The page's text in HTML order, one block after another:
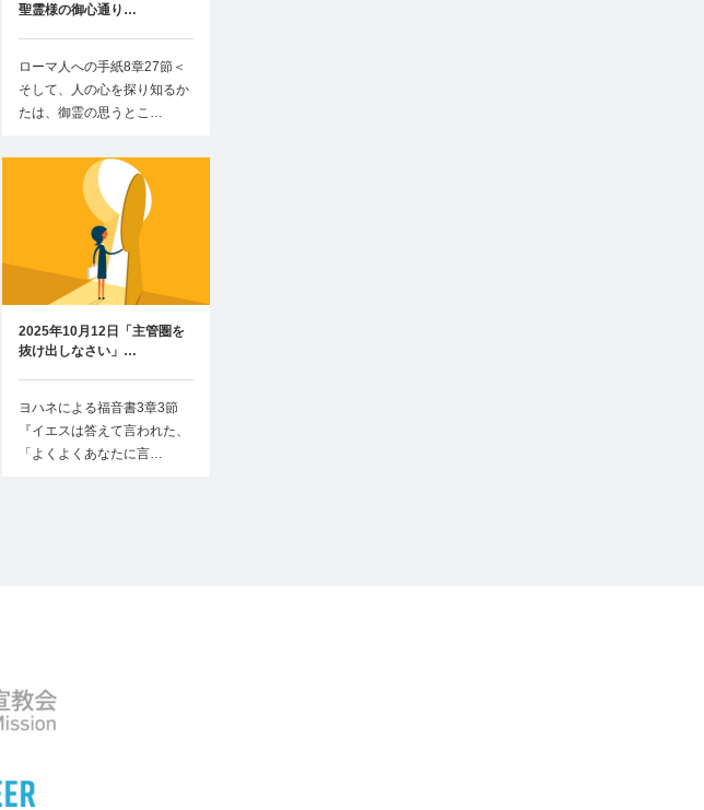
聖霊様の御心通り…
ローマ人への手紙8章27節＜
そして、人の心を探り知るか
たは、御霊の思うとこ…
2025年10月12日「主管圏を
抜け出しなさい」…
ヨハネによる福音書3章3節
『イエスは答えて言われた、
「よくよくあなたに言…